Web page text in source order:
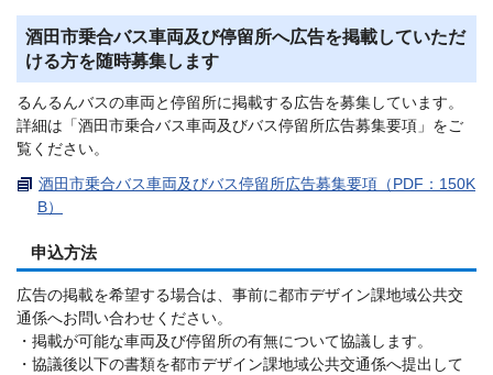
酒田市乗合バス車両及び停留所へ広告を掲載していただ
ける方を随時募集します
るんるんバスの車両と停留所に掲載する広告を募集しています。
詳細は「酒田市乗合バス車両及びバス停留所広告募集要項」をご
覧ください。
酒田市乗合バス車両及びバス停留所広告募集要項（PDF：150K
B）
申込方法
広告の掲載を希望する場合は、事前に都市デザイン課地域公共交
通係へお問い合わせください。
・掲載が可能な車両及び停留所の有無について協議します。
・協議後以下の書類を都市デザイン課地域公共交通係へ提出して